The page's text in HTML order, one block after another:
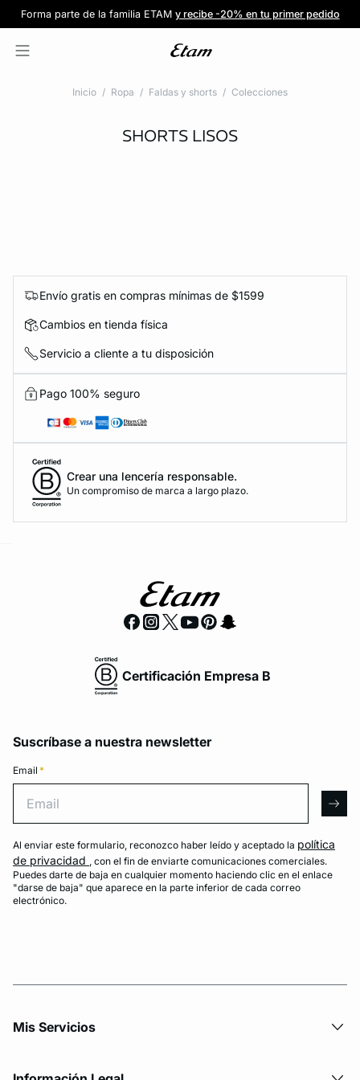
-20% en tu primera ordenal iniciar sesión
Beneficio exclusivo para clientes nuevos Únete a ETAM
Forma parte de la familia ETAM y recibe -20% en tu primer pedido
Envío gratisen compras de $1599
DE PANTIES
ahora
Inicio Ropa Faldas y shorts Colecciones
SHORTS LISOS
Envío gratis en compras mínimas de $1599
Cambios en tienda física
Servicio a cliente a tu disposición
Pago 100% seguro
Crear una lencería responsable.
Un compromiso de marca a largo plazo.
Certificación Empresa B
Suscríbase a nuestra newsletter
Email *
Al enviar este formulario, reconozco haber leído y aceptado la política
de privacidad , con el fin de enviarte comunicaciones comerciales.
Puedes darte de baja en cualquier momento haciendo clic en el enlace
"darse de baja" que aparece en la parte inferior de cada correo
electrónico.
Mis Servicios